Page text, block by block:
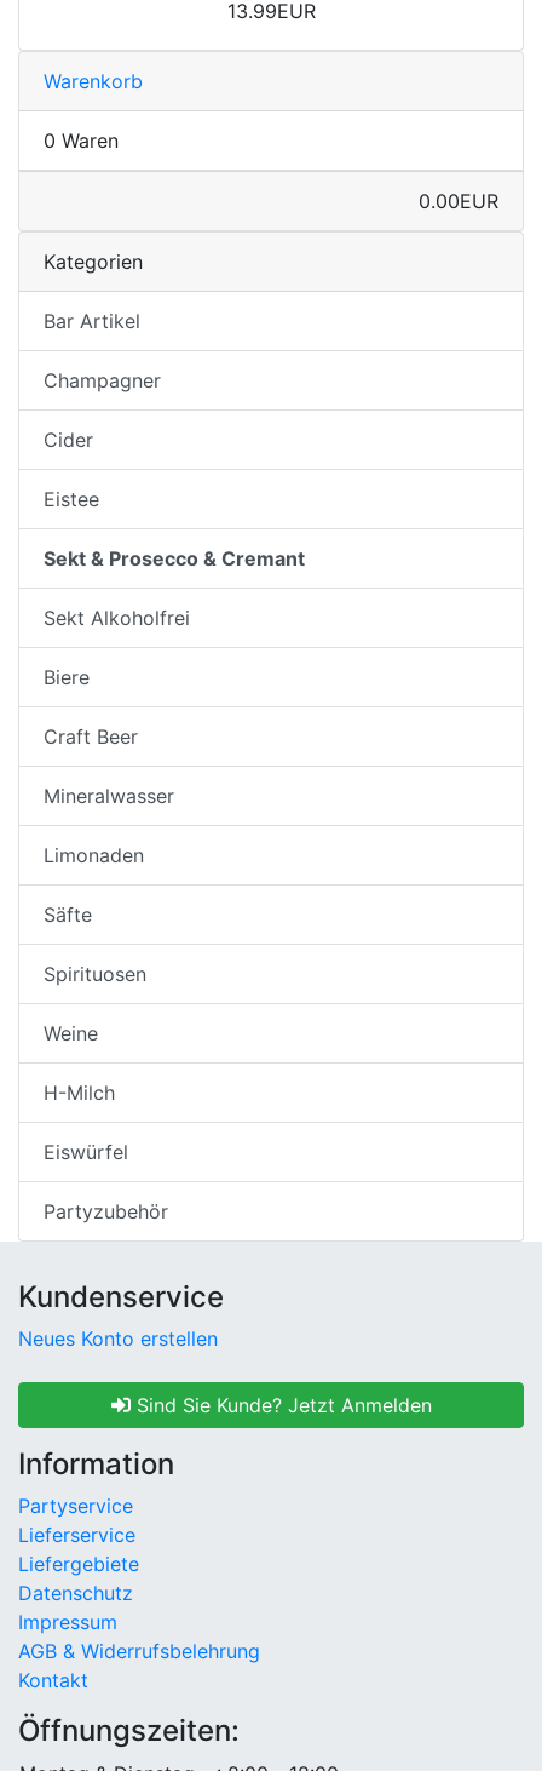
13.99EUR
Warenkorb
0 Waren
0.00EUR
Kategorien
Bar Artikel
Champagner
Cider
Eistee
Sekt & Prosecco & Cremant
Sekt Alkoholfrei
Biere
Craft Beer
Mineralwasser
Limonaden
Säfte
Spirituosen
Weine
H-Milch
Eiswürfel
Partyzubehör
Kundenservice
Neues Konto erstellen
Sind Sie Kunde? Jetzt Anmelden
Information
Partyservice
Lieferservice
Liefergebiete
Datenschutz
Impressum
AGB & Widerrufsbelehrung
Kontakt
Öffnungszeiten: